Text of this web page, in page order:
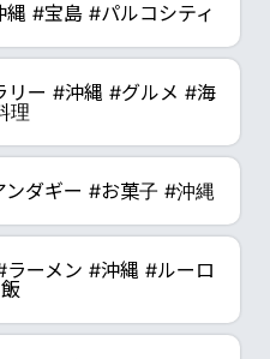
#宝島 #パルコシティ
ー #沖縄 #グルメ #海
理
ダギー #お菓子 #沖縄
ーメン #沖縄 #ルーロ